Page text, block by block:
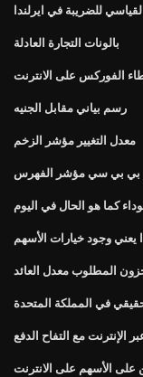
للضريبة في ايرلندا
بالونات التجارة العادلة
الفوركس على الانترنت
رسم بياني مقابل الجنيه
معدل التغيير مؤشر الزخم
بي بي سي مؤشر الفهرس
كما هو الحال في اليوم
يعني وجود خيارات الأسهم
المطلوب معدل العائد
في المملكة المتحدة
الإنترنت مع التفاح الدفع
على الأسهم على الانترنت